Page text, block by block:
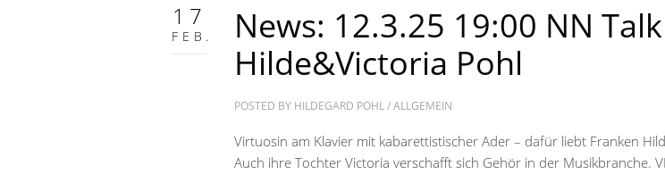
17
FEB.
News: 12.3.25 19:00 NN
Hilde&Victoria Pohl
POSTED BY HILDEGARD POHL/ALLGEMEIN
Virtuosin am Klavier mit kabarettistischer Ader – dafür liebt Franken
Auch ihre Tochter Victoria verschafft sich Gehör in der Musikbranche.